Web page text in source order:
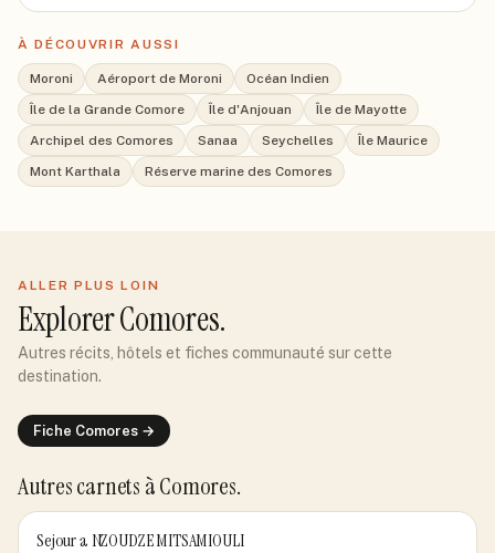
À DÉCOUVRIR AUSSI
Moroni Aéroport de Moroni
Océan Indien
Île de la Grande Comore
Île d'Anjouan
Île de Mayotte
Archipel des Comores
Sanaa Seychelles
Île Maurice
Mont Karthala
Réserve marine des Comores
ALLER PLUS LOIN
ExplorerComores.
Autres récits, hôtels et fiches communauté sur cette
destination.
Fiche Comores →
Autres carnets à Comores.
Sejour a NZOUDZE MITSAMIOULI